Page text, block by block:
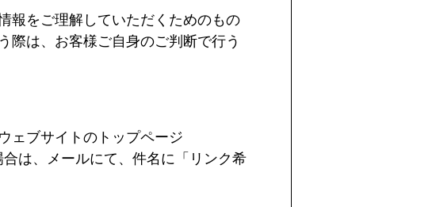
報をご理解していただくためのもの
際は、お客様ご自身のご判断で行う
ェブサイトのトップページ
は、メールにて、件名に「リンク希